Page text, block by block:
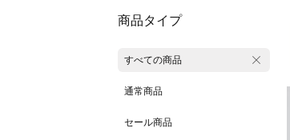
商品タイプ
すべての商品
通常商品
セール商品